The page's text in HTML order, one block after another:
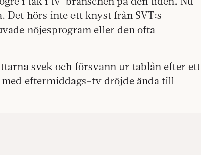
hörs inte ett knyst från SVT:s
nöjesprogram eller den ofta
svek och försvann ur tablån efter ett
eftermiddags-tv dröjde ända till